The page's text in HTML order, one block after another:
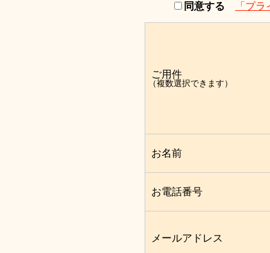
同意する 「プ
ご用件
（複数選択できます）
お名前
お電話番号
メールアドレス